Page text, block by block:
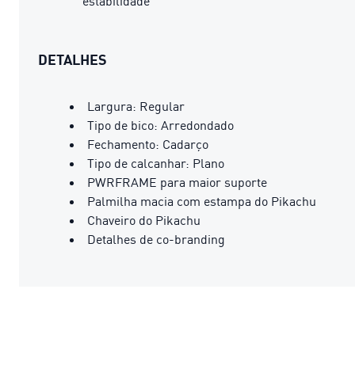
DETALHES
Largura: Regular
Tipo de bico: Arredondado
Fechamento: Cadarço
Tipo de calcanhar: Plano
PWRFRAME para maior suporte
Palmilha macia com estampa do Pikachu
Chaveiro do Pikachu
Detalhes de co-branding